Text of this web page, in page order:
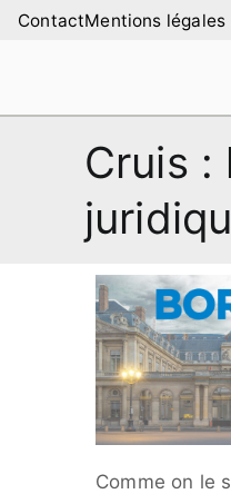
AllerContactMentions légales
Amilure
de la
Lure
Cruis :
Comme on le